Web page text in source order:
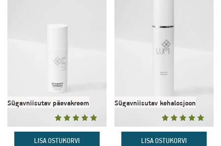
Sügavniisutav päevakreem
Hinnanguga
4.86/ 5
LISA OSTUKORVI
Sügavniisutav kehalosjoon
Hinnanguga
4.83/ 5
LISA OSTUKORVI